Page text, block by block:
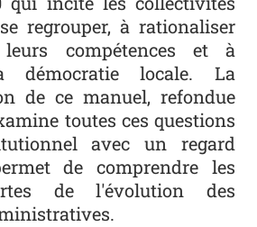
regrouper, à rationaliser
compétences et à
démocratie locale. La
de ce manuel, refondue
toutes ces questions
avec un regard
de comprendre les
de l'évolution des